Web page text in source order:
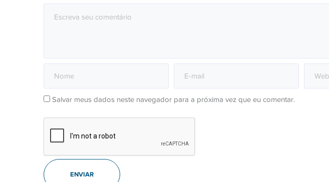
Salvar meus dados neste navegador para a próxima vez que eu comentar.